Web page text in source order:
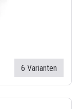
6 Varianten